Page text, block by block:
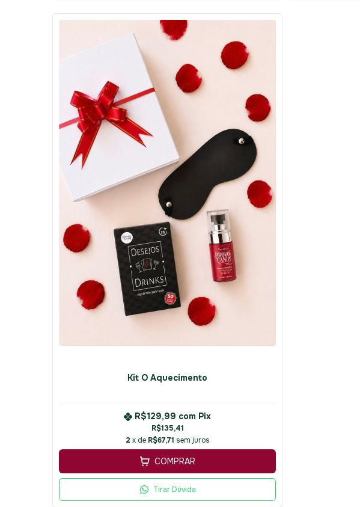
Kit O Aquecimento
R$135,41
R$129,99 com Pix
2 x de R$67,71 sem juros
COMPRAR
Tirar Dúvida